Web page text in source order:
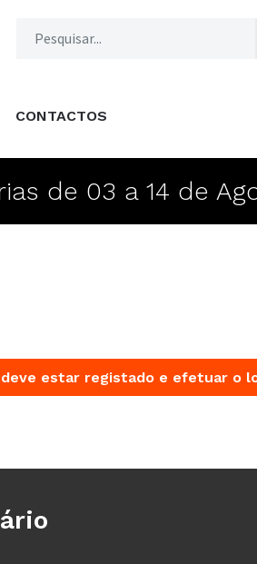
CONTACTOS
de 03 a 14 de
estar registado e efetuar o